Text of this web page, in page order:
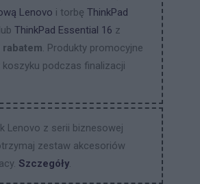
Lenovo i torbę ThinkPad
ThinkPad Essential 16 z
. Produkty promocyjne
podczas finalizacji
Lenovo z serii biznesowej
zestaw akcesoriów
Szczegóły.